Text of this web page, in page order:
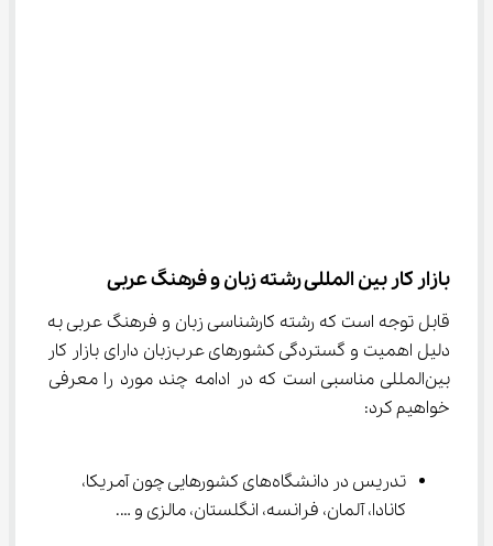
بازار کار بین المللی رشته زبان و فرهنگ عربی
قابل توجه است که رشته کارشناسی زبان و فرهنگ عربی به
دلیل اهمیت و گستردگی کشورهای عرب‌زبان دارای بازار کار
بین‌المللی مناسبی است که در ادامه چند مورد را معرفی
خواهیم کرد:
تدریس در دانشگاه‌های کشورهایی چون آمریکا،
کانادا، آلمان، فرانسه، انگلستان، مالزی و ….